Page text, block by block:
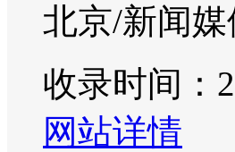
北京/新闻媒
收录时间：
网站详情